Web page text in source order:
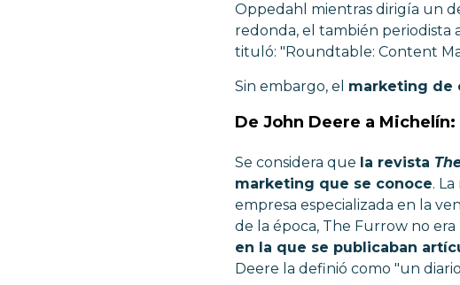
Oppedahl mientras dirigía un
redonda, el también periodista
tituló: "Roundtable: Content
Sin embargo, el marketing de
De John Deere a
Se considera que la revista
marketing que se conoce.
empresa especializada en la
de la época, The Furrow no
en la que se publicaban
Deere la definió como "un